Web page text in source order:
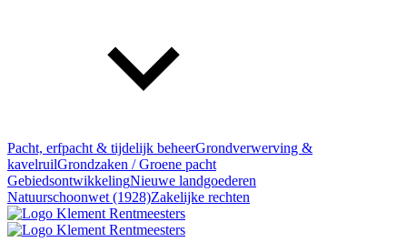
Pacht, erfpacht & tijdelijk beheerGrondverwerving &
kavelruilGrondzaken / Groene pacht
GebiedsontwikkelingNieuwe landgoederen
Natuurschoonwet (1928)Zakelijke rechten